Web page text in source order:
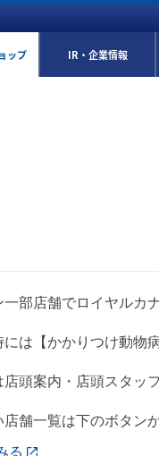
ップ IR・企業情報
一部店舗でロイヤルカ
には【かかりつけ動物
頭案内・店頭スタッ
舗一覧は下のボタン
る